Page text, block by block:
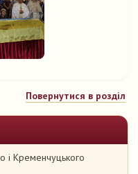
і Кременчуцького
Повернутися в розділ